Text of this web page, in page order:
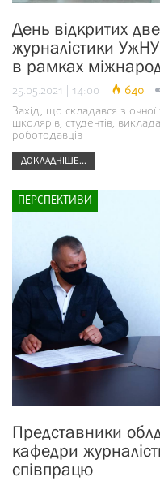
День відкритих
журналістики
в рамках
25.05.2021 | 14:00 640
Захід, що складався з очної
школярів, студентів,
роботодавців
ДОКЛАДНІШЕ...
ПЕРСПЕКТИВИ
Представники
кафедри
співпрацю